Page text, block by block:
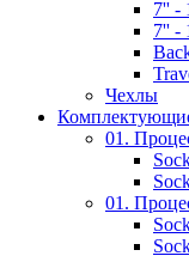
7'' -
7'' -
Чехлы
01.
01.